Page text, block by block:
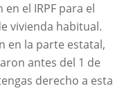
el IRPF para el
vivienda habitual.
en la parte estatal,
antes del 1 de
derecho a esta